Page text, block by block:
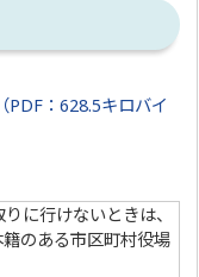
PDF：628.5キロバイ
に行けないときは、
のある市区町村役場